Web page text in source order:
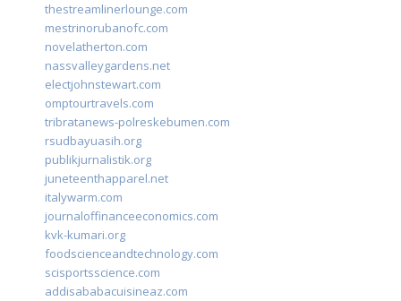
thestreamlinerlounge.com
mestrinorubanofc.com
novelatherton.com
nassvalleygardens.net
electjohnstewart.com
omptourtravels.com
tribratanews-polreskebumen.com
rsudbayuasih.org
publikjurnalistik.org
juneteenthapparel.net
italywarm.com
journaloffinanceeconomics.com
kvk-kumari.org
foodscienceandtechnology.com
scisportsscience.com
addisababacuisineaz.com